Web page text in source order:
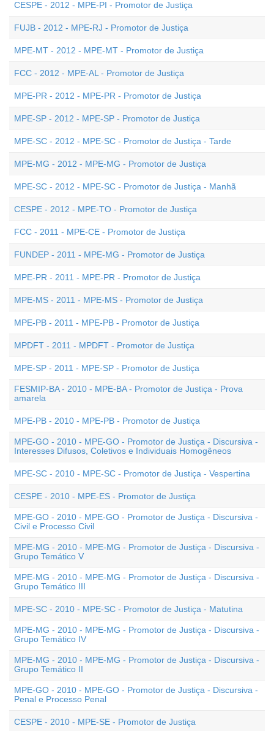
CESPE - 2012 - MPE-PI - Promotor de Justiça
FUJB - 2012 - MPE-RJ - Promotor de Justiça
MPE-MT - 2012 - MPE-MT - Promotor de Justiça
FCC - 2012 - MPE-AL - Promotor de Justiça
MPE-PR - 2012 - MPE-PR - Promotor de Justiça
MPE-SP - 2012 - MPE-SP - Promotor de Justiça
MPE-SC - 2012 - MPE-SC - Promotor de Justiça - Tarde
MPE-MG - 2012 - MPE-MG - Promotor de Justiça
MPE-SC - 2012 - MPE-SC - Promotor de Justiça - Manhã
CESPE - 2012 - MPE-TO - Promotor de Justiça
FCC - 2011 - MPE-CE - Promotor de Justiça
FUNDEP - 2011 - MPE-MG - Promotor de Justiça
MPE-PR - 2011 - MPE-PR - Promotor de Justiça
MPE-MS - 2011 - MPE-MS - Promotor de Justiça
MPE-PB - 2011 - MPE-PB - Promotor de Justiça
MPDFT - 2011 - MPDFT - Promotor de Justiça
MPE-SP - 2011 - MPE-SP - Promotor de Justiça
FESMIP-BA - 2010 - MPE-BA - Promotor de Justiça - Prova
amarela
MPE-PB - 2010 - MPE-PB - Promotor de Justiça
MPE-GO - 2010 - MPE-GO - Promotor de Justiça - Discursiva -
Interesses Difusos, Coletivos e Individuais Homogêneos
MPE-SC - 2010 - MPE-SC - Promotor de Justiça - Vespertina
CESPE - 2010 - MPE-ES - Promotor de Justiça
MPE-GO - 2010 - MPE-GO - Promotor de Justiça - Discursiva -
Civil e Processo Civil
MPE-MG - 2010 - MPE-MG - Promotor de Justiça - Discursiva -
Grupo Temático V
MPE-MG - 2010 - MPE-MG - Promotor de Justiça - Discursiva -
Grupo Temático III
MPE-SC - 2010 - MPE-SC - Promotor de Justiça - Matutina
MPE-MG - 2010 - MPE-MG - Promotor de Justiça - Discursiva -
Grupo Temático IV
MPE-MG - 2010 - MPE-MG - Promotor de Justiça - Discursiva -
Grupo Temático II
MPE-GO - 2010 - MPE-GO - Promotor de Justiça - Discursiva -
Penal e Processo Penal
CESPE - 2010 - MPE-SE - Promotor de Justiça